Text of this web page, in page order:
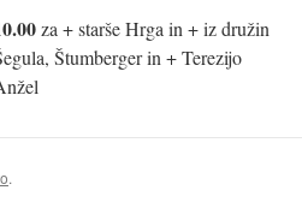
za + starše Hrga in + iz družin
Štumberger in + Terezijo
.